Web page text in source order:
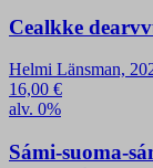
Cealkke
Helmi Länsman,
16,00 €
alv. 0%
Sámi-suoma-